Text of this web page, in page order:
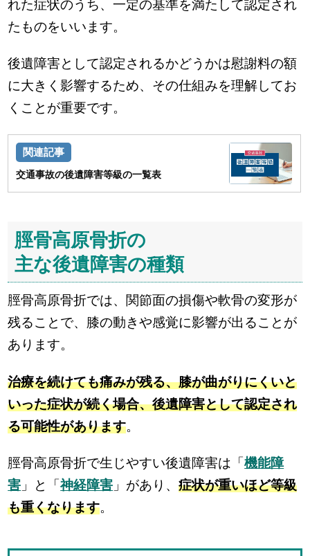
れた症状のうち、一定の基準を満たして認定され
たものをいいます。
後遺障害として認定されるかどうかは慰謝料の額
に大きく影響するため、その仕組みを理解してお
くことが重要です。
交通事故の後遺障害等級の一覧表
脛骨高原骨折の
主な後遺障害の種類
脛骨高原骨折では、関節面の損傷や軟骨の変形が
残ることで、膝の動きや感覚に影響が出ることが
あります。
治療を続けても痛みが残る、膝が曲がりにくいと
いった症状が続く場合、後遺障害として認定され
る可能性があります。
脛骨高原骨折で生じやすい後遺障害は「機能障
害 」と「神経障害 」があり、症状が重いほど等級
も重くなります。